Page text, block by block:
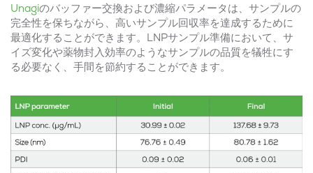
Unagiのバッファー交換および濃縮パラメータは、サンプルの
完全性を保ちながら、高いサンプル回収率を達成するために
最適化することができます。LNPサンプル準備において、サ
イズ変化や薬物封入効率のようなサンプルの品質を犠牲にす
る必要なく、手間を節約することができます。